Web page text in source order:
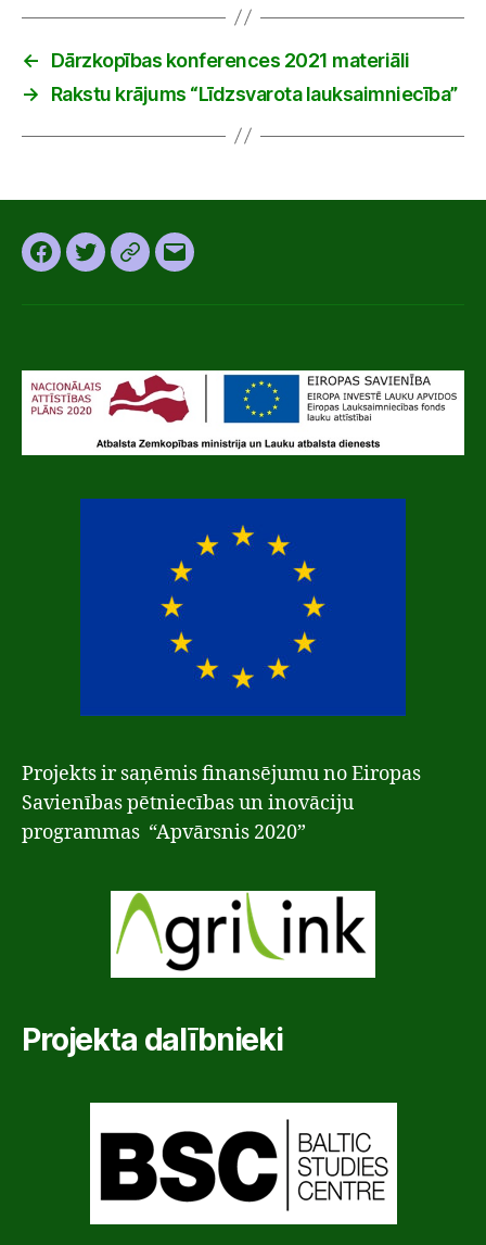
←
Dārzkopības konferences 2021 materiāli
→
Rakstu krājums “Līdzsvarota lauksaimniecība”
Facebook
TwitterInstagram
Email
Projekts ir saņēmis finansējumu no Eiropas
Savienības pētniecības un inovāciju
programmas “Apvārsnis 2020”
Projekta dalībnieki